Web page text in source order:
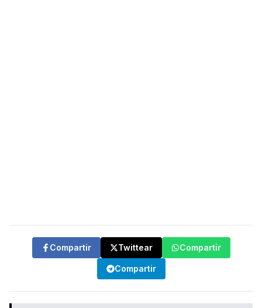
Compartir Twittear Compartir
Compartir